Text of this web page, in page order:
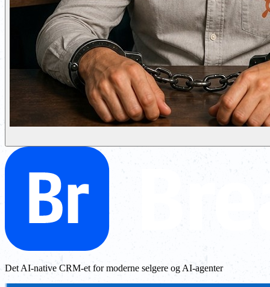
Det AI-native CRM-et for moderne selgere og AI-agenter